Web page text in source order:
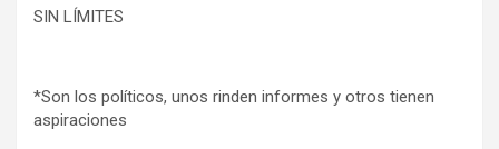
SIN LÍMITES
*Son los políticos, unos rinden informes y otros tienen
aspiraciones